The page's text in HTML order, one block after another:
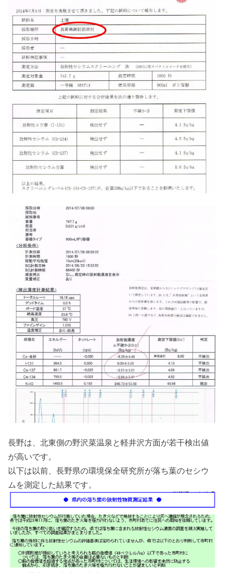
長野は、北東側の野沢菜温泉と軽井沢方面が若干検出値
が高いです。
以下は以前、長野県の環境保全研究所が落ち葉のセシウ
ムを測定した結果です。